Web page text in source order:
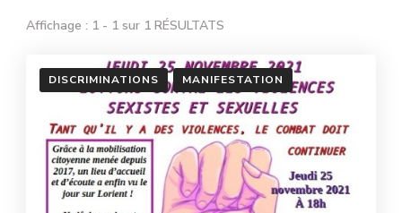
Affichage : 1 - 1 sur 1 RÉSULTATS
DISCRIMINATIONS MANIFESTATION